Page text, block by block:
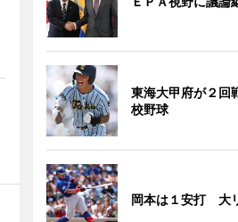
東海大甲府が２
校野球
岡本は１安打 大